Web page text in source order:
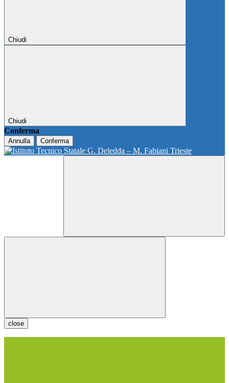
Chiudi
Chiudi
Conferma
Annulla Conferma
close